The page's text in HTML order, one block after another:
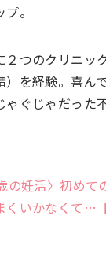
。
２つのクリニッ
）を経験。喜ん
ゃぐじゃだった
の妊活〉初めて
くいかなくて…